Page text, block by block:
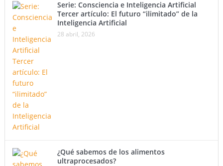
Serie: Consciencia e Inteligencia Artificial
Tercer artículo: El futuro “ilimitado” de la
Inteligencia Artificial
28 abril, 2026
¿Qué sabemos de los alimentos
ultraprocesados?